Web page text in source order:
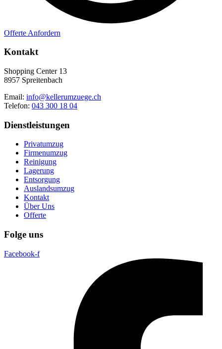
Offerte Anfordern
Kontakt
Shopping Center 13
8957 Spreitenbach
Email: info@kellerumzuege.ch
Telefon: 043 300 18 04
Dienstleistungen
Privatumzug
Firmenumzug
Reinigung
Lagerung
Entsorgung
Auslandsumzug
Kontakt
Über Uns
Offerte
Folge uns
Facebook-f